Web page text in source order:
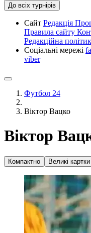
До всіх турнірів
Сайт Редакція
Правила сайту
Редакційна
Соціальні мережі
viber
Футбол 24
Віктор Вацко
Віктор
Компактно Великі картки